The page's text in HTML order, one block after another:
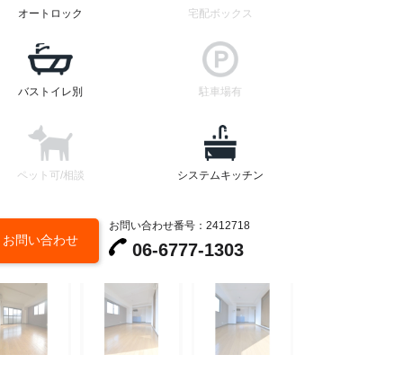
建物外観
オートロック 宅配ボックス
バストイレ別 駐車場有
ペット可/相談 システムキッチン
お問い合わせ
お問い合わせ番号：2412718
06-6777-1303